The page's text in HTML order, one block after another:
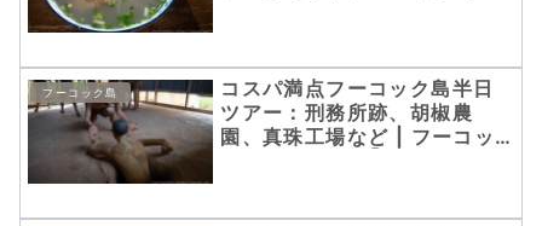
フーコック島
コスパ満点フーコック島半日
ツアー：刑務所跡、胡椒農
園、真珠工場など | フーコッ